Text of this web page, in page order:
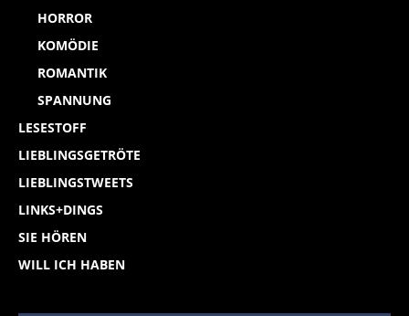
HORROR
KOMÖDIE
ROMANTIK
SPANNUNG
LESESTOFF
LIEBLINGSGETRÖTE
LIEBLINGSTWEETS
LINKS+DINGS
SIE HÖREN
WILL ICH HABEN